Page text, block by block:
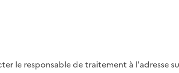
le responsable de traitement à l'adresse